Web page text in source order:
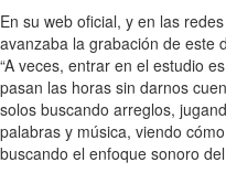
En su web oficial, y en las
avanzaba la grabación de este
“A veces, entrar en el estudio
pasan las horas sin darnos
solos buscando arreglos,
palabras y música, viendo
buscando el enfoque sonoro